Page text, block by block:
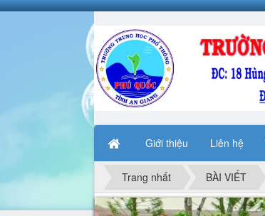
Giới thiệu Liên hệ
Trang nhất BÀI VIẾT